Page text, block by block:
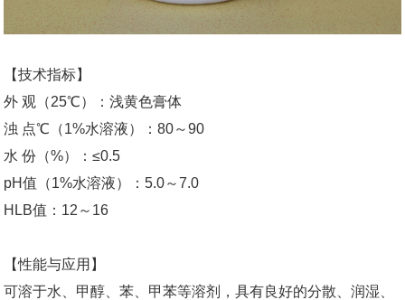
【技术指标】
外 观（25℃）：浅黄色膏体
浊 点℃（1%水溶液）：80～90
水 份（%）：≤0.5
pH值（1%水溶液）：5.0～7.0
HLB值：12～16
【性能与应用】
可溶于水、甲醇、苯、甲苯等溶剂，具有良好的分散、润湿、